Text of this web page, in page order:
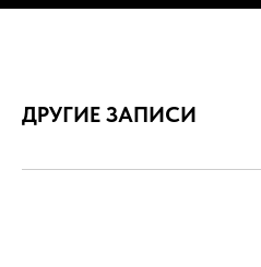
ДРУГИЕ ЗАПИСИ